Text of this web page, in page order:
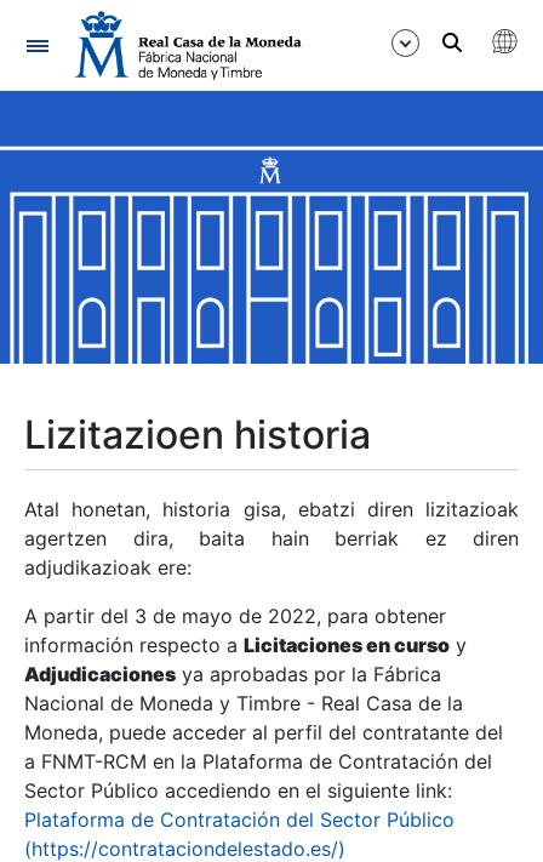
Nabigazioa
Erakutsi/Ezkutatu
Erakutsi/Ezkutatu
Erakutsi/Ezkutatu
Erakutsi/Ezkutatu
Erakutsi/Ezkutatu
Erakutsi/Ezkutatu
Erakutsi/Ezkutatu
Lizitazioen historia
Atal honetan, historia gisa, ebatzi diren lizitazioak
agertzen dira, baita hain berriak ez diren
adjudikazioak ere:
A partir del 3 de mayo de 2022, para obtener
información respecto a Licitaciones en curso y
Adjudicaciones ya aprobadas por la Fábrica
Nacional de Moneda y Timbre - Real Casa de la
Moneda, puede acceder al perfil del contratante del
a FNMT-RCM en la Plataforma de Contratación del
Sector Público accediendo en el siguiente link:
Plataforma de Contratación del Sector Público
(https://contrataciondelestado.es/)